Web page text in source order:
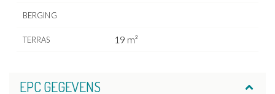
BERGING
TERRAS 19 m²
EPC GEGEVENS